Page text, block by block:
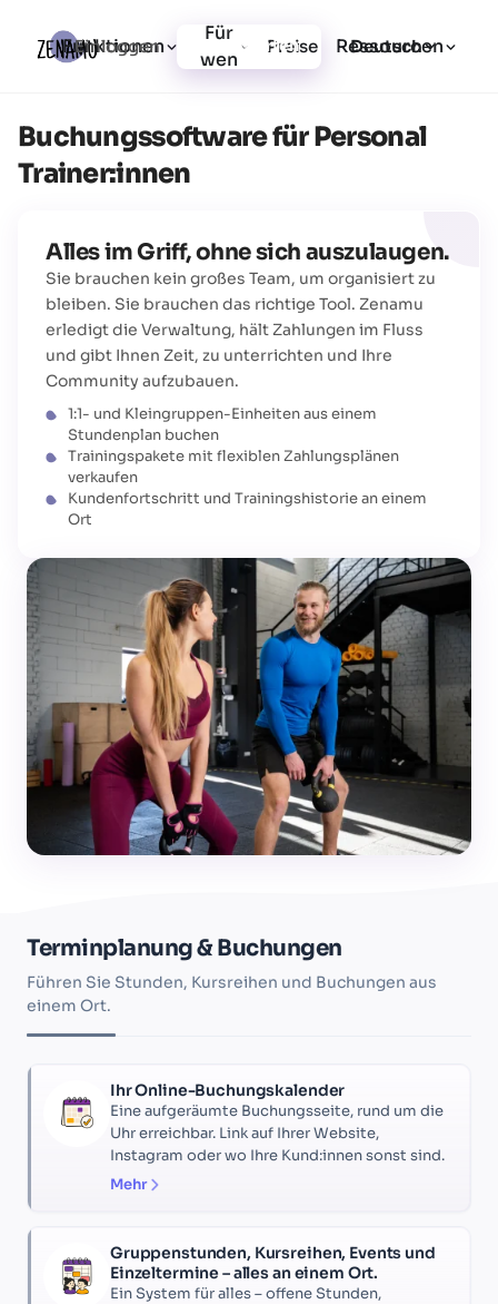
Funktionen
Für
wen
Preise Ressourcen
Einloggen Jetzt starten Deutsch
Buchungssoftware für Personal
Trainer:innen
Alles im Griff, ohne sich auszulaugen.
Sie brauchen kein großes Team, um organisiert zu
bleiben. Sie brauchen das richtige Tool. Zenamu
erledigt die Verwaltung, hält Zahlungen im Fluss
und gibt Ihnen Zeit, zu unterrichten und Ihre
Community aufzubauen.
1:1- und Kleingruppen-Einheiten aus einem
Stundenplan buchen
Trainingspakete mit flexiblen Zahlungsplänen
verkaufen
Kundenfortschritt und Trainingshistorie an einem
Ort
Terminplanung & Buchungen
Führen Sie Stunden, Kursreihen und Buchungen aus
einem Ort.
Ihr Online-Buchungskalender
Eine aufgeräumte Buchungsseite, rund um die
Uhr erreichbar. Link auf Ihrer Website,
Instagram oder wo Ihre Kund:innen sonst sind.
Mehr
Gruppenstunden, Kursreihen, Events und
Einzeltermine – alles an einem Ort.
Ein System für alles – offene Stunden,